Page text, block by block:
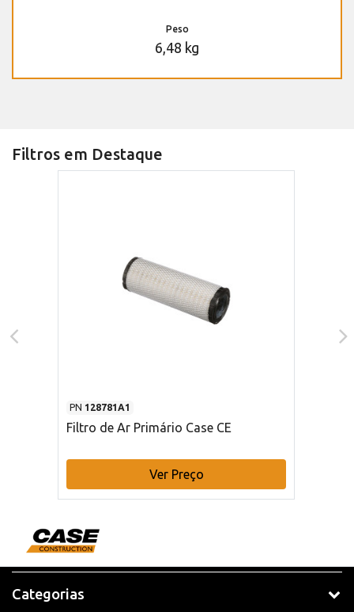
Peso
6,48 kg
Filtros em Destaque
PN 128781A1
Filtro de Ar Primário Case CE
Ver Preço
Categorias